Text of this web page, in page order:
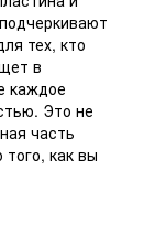
тех, кто
в
каждое
Это не
часть
как вы